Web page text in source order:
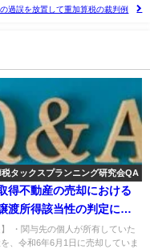
過誤を放置して重加算税の裁判例
税タックスプランニング研究会QA
得不動産の売却における
渡所得該当性の判定につ
】 ・関与先の個人が所有していた
、令和6年6月1日に売却していま